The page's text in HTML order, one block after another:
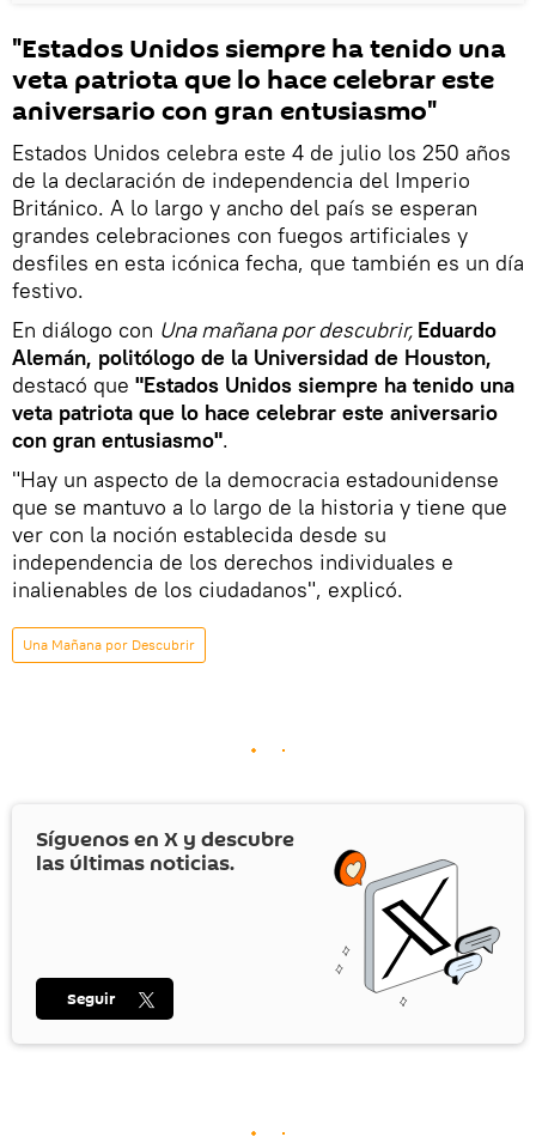
"Estados Unidos siempre ha tenido una
veta patriota que lo hace celebrar este
aniversario con gran entusiasmo"
Estados Unidos celebra este 4 de julio los 250 años
de la declaración de independencia del Imperio
Británico. A lo largo y ancho del país se esperan
grandes celebraciones con fuegos artificiales y
desfiles en esta icónica fecha, que también es un día
festivo.
En diálogo con Una mañana por descubrir, Eduardo
Alemán, politólogo de la Universidad de Houston,
destacó que "Estados Unidos siempre ha tenido una
veta patriota que lo hace celebrar este aniversario
con gran entusiasmo".
"Hay un aspecto de la democracia estadounidense
que se mantuvo a lo largo de la historia y tiene que
ver con la noción establecida desde su
independencia de los derechos individuales e
inalienables de los ciudadanos", explicó.
Una Mañana por Descubrir
Síguenos en X y descubre
las últimas noticias.
Seguir